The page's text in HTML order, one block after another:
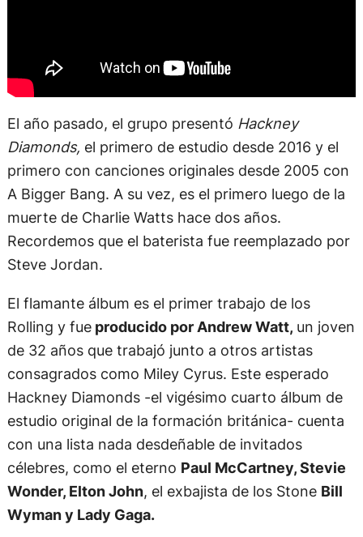
El año pasado, el grupo presentó Hackney
Diamonds, el primero de estudio desde 2016 y el
primero con canciones originales desde 2005 con
A Bigger Bang. A su vez, es el primero luego de la
muerte de Charlie Watts hace dos años.
Recordemos que el baterista fue reemplazado por
Steve Jordan.
El flamante álbum es el primer trabajo de los
Rolling y fueproducido por Andrew Watt, un joven
de 32 años que trabajó junto a otros artistas
consagrados como Miley Cyrus. Este esperado
Hackney Diamonds -el vigésimo cuarto álbum de
estudio original de la formación británica- cuenta
con una lista nada desdeñable de invitados
célebres, como el eterno Paul McCartney, Stevie
Wonder, Elton John, el exbajista de los Stone Bill
Wyman y Lady Gaga.